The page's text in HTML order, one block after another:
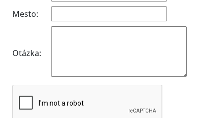
Mesto:
Otázka: